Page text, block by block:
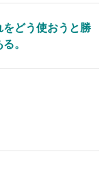
をどう使おうと勝
。